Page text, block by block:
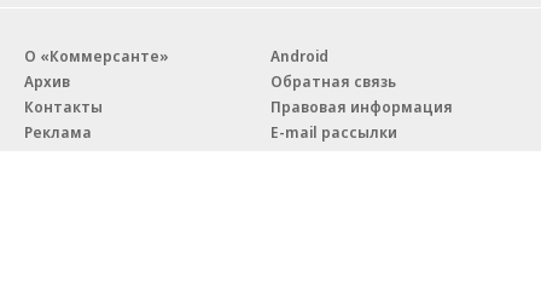
О «Коммерсанте»
Архив
Контакты
Реклама
Android
Обратная связь
Правовая информация
E-mail рассылки